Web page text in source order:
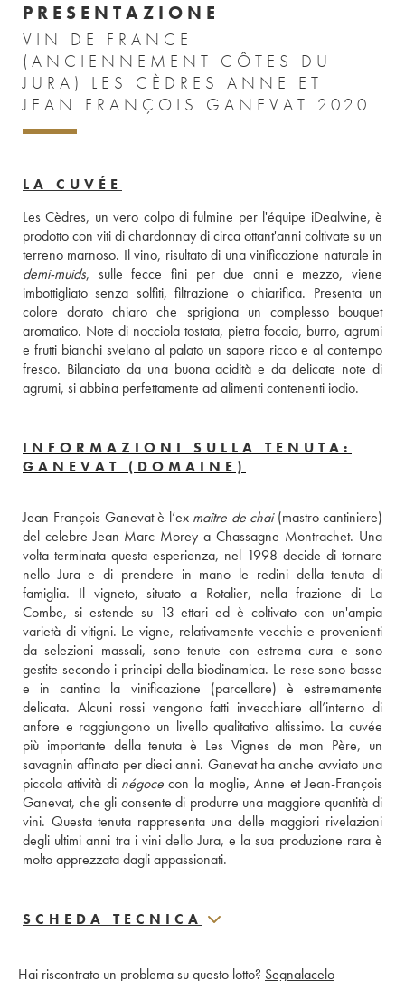
PRESENTAZIONE
VIN DE FRANCE
(ANCIENNEMENT CÔTES DU
JURA) LES CÈDRES ANNE ET
JEAN FRANÇOIS GANEVAT 2020
LA CUVÉE
Les Cèdres, un vero colpo di fulmine per l'équipe iDealwine, è
prodotto con viti di chardonnay di circa ottant'anni coltivate su un
demi-muids, sulle fecce fini per due anni e mezzo, viene
imbottigliato senza solfiti, filtrazione o chiarifica. Presenta un
colore dorato chiaro che sprigiona un complesso bouquet
aromatico. Note di nocciola tostata, pietra focaia, burro, agrumi
e frutti bianchi svelano al palato un sapore ricco e al contempo
fresco. Bilanciato da una buona acidità e da delicate note di
agrumi, si abbina perfettamente ad alimenti contenenti iodio.
INFORMAZIONI SULLA TENUTA:
GANEVAT (DOMAINE)
Jean-François Ganevat è l’ex maître de chai (mastro cantiniere)
del celebre Jean-Marc Morey a Chassagne-Montrachet. Una
volta terminata questa esperienza, nel 1998 decide di tornare
nello Jura e di prendere in mano le redini della tenuta di
famiglia. Il vigneto, situato a Rotalier, nella frazione di La
Combe, si estende su 13 ettari ed è coltivato con un'ampia
varietà di vitigni. Le vigne, relativamente vecchie e provenienti
da selezioni massali, sono tenute con estrema cura e sono
gestite secondo i principi della biodinamica. Le rese sono basse
e in cantina la vinificazione (parcellare) è estremamente
delicata. Alcuni rossi vengono fatti invecchiare all’interno di
anfore e raggiungono un livello qualitativo altissimo. La cuvée
più importante della tenuta è Les Vignes de mon Père, un
savagnin affinato per dieci anni. Ganevat ha anche avviato una
piccola attività di négoce con la moglie, Anne et Jean-François
Ganevat, che gli consente di produrre una maggiore quantità di
vini. Questa tenuta rappresenta una delle maggiori rivelazioni
degli ultimi anni tra i vini dello Jura, e la sua produzione rara è
molto apprezzata dagli appassionati.
SCHEDA TECNICA
Hai riscontrato un problema su questo lotto? Segnalacelo